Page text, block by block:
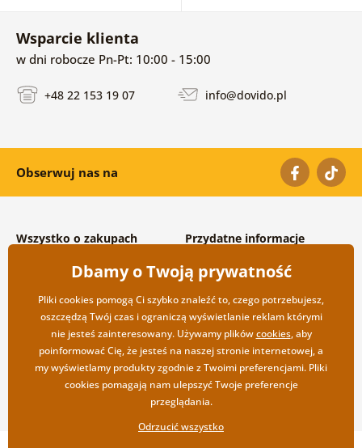
Wsparcie klienta
w dni robocze Pn-Pt: 10:00 - 15:00
+48 22 153 19 07 info@dovido.pl
Obserwuj nas na
Wszystko o zakupach
Warunki handlowe i
reklamacyjne
Prywatność
Opcje wysyłki i płatności
Zwrot towarów
Przydatne informacje
Często zadawane pytania
Kontakt
Współpraca hurtowa
Dbamy o Twoją prywatność
Pliki cookies pomogą Ci szybko znaleźć to, czego potrzebujesz,
oszczędzą Twój czas i ograniczą wyświetlanie reklam którymi
nie jesteś zainteresowany. Używamy plikówcookies, aby
poinformować Cię, że jesteś na naszej stronie internetowej, a
my wyświetlamy produkty zgodnie z Twoimi preferencjami. Pliki
cookies pomagają nam ulepszyć Twoje preferencje
przeglądania.
Odrzucić wszystko